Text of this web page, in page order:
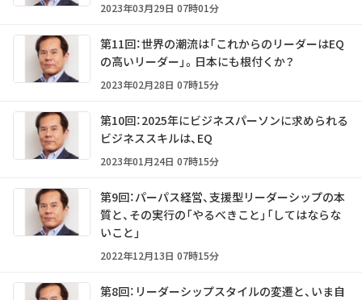
2023年03月29日 07時01分
第11回：世界の潮流は「これからのリーダーはEQ
の高いリーダー」。日本にも根付くか？
2023年02月28日 07時15分
第10回：2025年にビジネスパーソンに求められる
ビジネススキルは、EQ
2023年01月24日 07時15分
第9回：パーパス経営、支援型リーダーシップの本
質と、その実行の「やるべきこと」「してはならな
いこと」
2022年12月13日 07時15分
第8回：リーダーシップスタイルの変遷と、いま自